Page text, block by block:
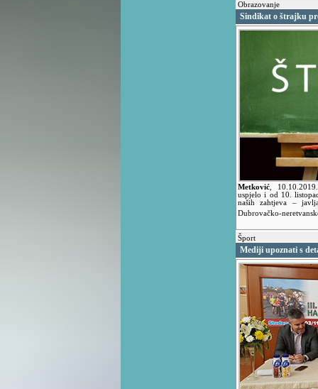
Obrazovanje
Sindikat o štrajku
Metković
uspjelo i od 10.
naših zahtjeva –
Dubrovačko-
Šport
Mediji upoznati s